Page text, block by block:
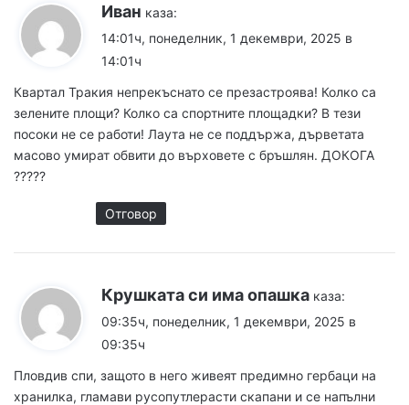
Иван каза:
14:01ч, понеделник, 1 декември, 2025 в
14:01ч
Квартал Тракия непрекъснато се презастроява! Колко са
зелените площи? Колко са спортните площадки? В тези
посоки не се работи! Лаута не се поддържа, дърветата
масово умират обвити до върховете с бръшлян. ДОКОГА
?????
Отговор
Крушката си има опашка каза:
09:35ч, понеделник, 1 декември, 2025 в
09:35ч
Пловдив спи, защото в него живеят предимно гербаци на
хранилка, гламави русопутлерасти скапани и се напълни